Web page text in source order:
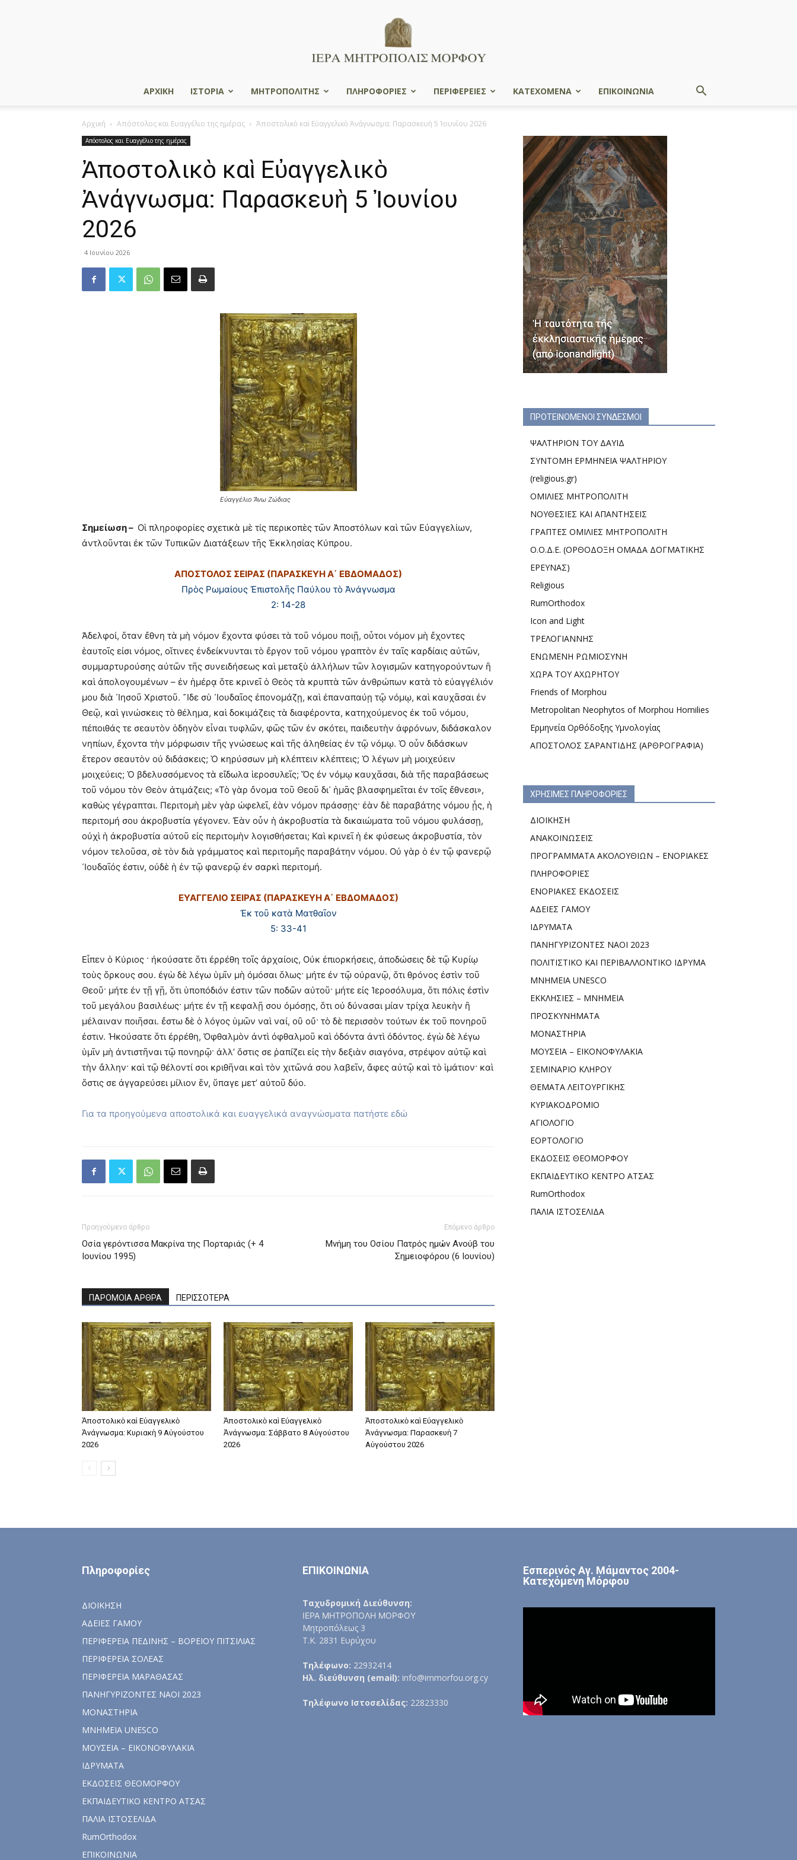
ΑΡΧΙΚΗ ΙΣΤΟΡΙΑ ΜΗΤΡΟΠΟΛΙΤΗΣ ΠΛΗΡΟΦΟΡΙΕΣ ΠΕΡΙΦΕΡΕΙΕΣ ΚΑΤΕΧΟΜΕΝΑ ΕΠΙΚΟΙΝΩΝΙΑ
Αρχική Απόστολος και Ευαγγέλιο της ημέρας Ἀποστολικὸ καὶ Εὐαγγελικὸ Ἀνάγνωσμα: Παρασκευὴ 5 Ἰουνίου 2026
Απόστολος και Ευαγγέλιο της ημέρας
Ἀποστολικὸ καὶ Εὐαγγελικὸ
Ἀνάγνωσμα: Παρασκευὴ 5 Ἰουνίου
2026
4 Ιουνίου 2026
Εὐαγγέλιο Ἄνω Ζώδιας
Σημείωση – Οἱ πληροφορίες σχετικὰ μὲ τίς περικοπὲς τῶν Ἀποστόλων καὶ τῶν Εὐαγγελίων,
ἀντλοῦνται ἐκ τῶν Τυπικῶν Διατάξεων τῆς Ἐκκλησίας Κύπρου.
ΑΠΟΣΤΟΛΟΣ ΣΕΙΡΑΣ (ΠΑΡΑΣΚΕΥΗ Α΄ ΕΒΔΟΜΑΔΟΣ)
Πρὸς Ρωμαίους Ἐπιστολῆς Παύλου τὸ Ἀνάγνωσμα
2: 14-28
Ἀδελφοί, ὅταν ἔθνη τὰ μὴ νόμον ἔχοντα φύσει τὰ τοῦ νόμου ποιῇ, οὗτοι νόμον μὴ ἔχοντες
ἑαυτοῖς εἰσι νόμος, οἵτινες ἐνδείκνυνται τὸ ἔργον τοῦ νόμου γραπτὸν ἐν ταῖς καρδίαις αὐτῶν,
συμμαρτυρούσης αὐτῶν τῆς συνειδήσεως καὶ μεταξὺ ἀλλήλων τῶν λογισμῶν κατηγορούντων ἢ
καὶ ἀπολογουμένων – ἐν ἡμέρᾳ ὅτε κρινεῖ ὁ Θεὸς τὰ κρυπτὰ τῶν ἀνθρώπων κατὰ τὸ εὐαγγέλιόν
μου διὰ ᾿Ιησοῦ Χριστοῦ. ῎Ιδε σὺ ᾿Ιουδαῖος ἐπονομάζῃ, καὶ ἐπαναπαύῃ τῷ νόμῳ, καὶ καυχᾶσαι ἐν
Θεῷ, καὶ γινώσκεις τὸ θέλημα, καὶ δοκιμάζεις τὰ διαφέροντα, κατηχούμενος ἐκ τοῦ νόμου,
πέποιθάς τε σεαυτὸν ὁδηγὸν εἶναι τυφλῶν, φῶς τῶν ἐν σκότει, παιδευτὴν ἀφρόνων, διδάσκαλον
νηπίων, ἔχοντα τὴν μόρφωσιν τῆς γνώσεως καὶ τῆς ἀληθείας ἐν τῷ νόμῳ. Ὁ οὖν διδάσκων
ἕτερον σεαυτὸν οὐ διδάσκεις; Ὁ κηρύσσων μὴ κλέπτειν κλέπτεις; Ὁ λέγων μὴ μοιχεύειν
μοιχεύεις; Ὁ βδελυσσόμενος τὰ εἴδωλα ἱεροσυλεῖς; Ὅς ἐν νόμῳ καυχᾶσαι, διὰ τῆς παραβάσεως
τοῦ νόμου τὸν Θεὸν ἀτιμάζεις; «Τὸ γὰρ ὄνομα τοῦ Θεοῦ δι᾿ ἡμᾶς βλασφημεῖται ἐν τοῖς ἔθνεσι»,
καθὼς γέγραπται. Περιτομὴ μὲν γὰρ ὠφελεῖ, ἐὰν νόμον πράσσῃς· ἐὰν δὲ παραβάτης νόμου ᾖς, ἡ
περιτομή σου ἀκροβυστία γέγονεν. Ἐὰν οὖν ἡ ἀκροβυστία τὰ δικαιώματα τοῦ νόμου φυλάσσῃ,
οὐχὶ ἡ ἀκροβυστία αὐτοῦ εἰς περιτομὴν λογισθήσεται; Καὶ κρινεῖ ἡ ἐκ φύσεως ἀκροβυστία, τὸν
νόμον τελοῦσα, σὲ τὸν διὰ γράμματος καὶ περιτομῆς παραβάτην νόμου. Οὐ γὰρ ὁ ἐν τῷ φανερῷ
᾿Ιουδαῖός ἐστιν, οὐδὲ ἡ ἐν τῷ φανερῷ ἐν σαρκὶ περιτομή.
ΕΥΑΓΓΕΛΙΟ ΣΕΙΡΑΣ (ΠΑΡΑΣΚΕΥΗ Α΄ ΕΒΔΟΜΑΔΟΣ)
Ἐκ τοῦ κατὰ Ματθαῖον
5: 33-41
Εἶπεν ὁ Κύριος · ἠκούσατε ὅτι ἐρρέθη τοῖς ἀρχαίοις, Οὐκ ἐπιορκήσεις, ἀποδώσεις δὲ τῷ Κυρίῳ
τοὺς ὅρκους σου. ἐγὼ δὲ λέγω ὑμῖν μὴ ὀμόσαι ὅλως· μήτε ἐν τῷ οὐρανῷ, ὅτι θρόνος ἐστὶν τοῦ
Θεοῦ· μήτε ἐν τῇ γῇ, ὅτι ὑποπόδιόν ἐστιν τῶν ποδῶν αὐτοῦ· μήτε εἰς Ἱεροσόλυμα, ὅτι πόλις ἐστὶν
τοῦ μεγάλου βασιλέως· μήτε ἐν τῇ κεφαλῇ σου ὀμόσῃς, ὅτι οὐ δύνασαι μίαν τρίχα λευκὴν ἢ
μέλαιναν ποιῆσαι. ἔστω δὲ ὁ λόγος ὑμῶν ναὶ ναί, οὒ οὔ· τὸ δὲ περισσὸν τούτων ἐκ τοῦ πονηροῦ
ἐστιν. Ἠκούσατε ὅτι ἐρρέθη, Ὀφθαλμὸν ἀντὶ ὀφθαλμοῦ καὶ ὀδόντα ἀντὶ ὀδόντος. ἐγὼ δὲ λέγω
ὑμῖν μὴ ἀντιστῆναι τῷ πονηρῷ· ἀλλ’ ὅστις σε ῥαπίζει εἰς τὴν δεξιὰν σιαγόνα, στρέψον αὐτῷ καὶ
τὴν ἄλλην· καὶ τῷ θέλοντί σοι κριθῆναι καὶ τὸν χιτῶνά σου λαβεῖν, ἄφες αὐτῷ καὶ τὸ ἱμάτιον· καὶ
ὅστις σε ἀγγαρεύσει μίλιον ἕν, ὕπαγε μετ’ αὐτοῦ δύο.
Για τα προηγούμενα αποστολικά και ευαγγελικά αναγνώσματα πατήστε εδώ
Προηγούμενο άρθρο
Οσία γερόντισσα Μακρίνα της Πορταριάς (+ 4
Ιουνίου 1995)
Επόμενο άρθρο
Μνήμη του Οσίου Πατρός ημών Ανούβ του
Σημειοφόρου (6 Ιουνίου)
ΠΑΡΟΜΟΙΑ ΑΡΘΡΑ ΠΕΡΙΣΣΟΤΕΡΑ
Ἀποστολικὸ καὶ Εὐαγγελικὸ
Ἀνάγνωσμα: Κυριακὴ 9 Αὐγούστου
2026
Ἀποστολικὸ καὶ Εὐαγγελικὸ
Ἀνάγνωσμα: Σάββατο 8 Αὐγούστου
2026
Ἀποστολικὸ καὶ Εὐαγγελικὸ
Ἀνάγνωσμα: Παρασκευὴ 7
Αὐγούστου 2026
ΠΡΟΤΕΙΝΟΜΕΝΟΙ ΣΥΝΔΕΣΜΟΙ
ΨΑΛΤΗΡΙΟΝ ΤΟΥ ΔΑΥΙΔ
ΣΥΝΤΟΜΗ ΕΡΜΗΝΕΙΑ ΨΑΛΤΗΡΙΟΥ
(religious.gr)
ΟΜΙΛΙΕΣ ΜΗΤΡΟΠΟΛΙΤΗ
ΝΟΥΘΕΣΙΕΣ ΚΑΙ ΑΠΑΝΤΗΣΕΙΣ
ΓΡΑΠΤΕΣ ΟΜΙΛΙΕΣ ΜΗΤΡΟΠΟΛΙΤΗ
Ο.Ο.Δ.Ε. (ΟΡΘΟΔΟΞΗ ΟΜΑΔΑ ΔΟΓΜΑΤΙΚΗΣ
ΕΡΕΥΝΑΣ)
Religious
RumOrthodox
Icon and Light
ΤΡΕΛΟΓΙΑΝΝΗΣ
ΕΝΩΜΕΝΗ ΡΩΜΙΟΣΥΝΗ
ΧΩΡΑ ΤΟΥ ΑΧΩΡΗΤΟΥ
Friends of Morphou
Metropolitan Neophytos of Morphou Homilies
Ερμηνεία Ορθόδοξης Υμνολογίας
ΑΠΟΣΤΟΛΟΣ ΣΑΡΑΝΤΙΔΗΣ (ΑΡΘΡΟΓΡΑΦΙΑ)
ΧΡΗΣΙΜΕΣ ΠΛΗΡΟΦΟΡΙΕΣ
ΔΙΟΙΚΗΣΗ
ΑΝΑΚΟΙΝΩΣΕΙΣ
ΠΡΟΓΡΑΜΜΑΤΑ ΑΚΟΛΟΥΘΙΩΝ – ΕΝΟΡΙΑΚΕΣ
ΠΛΗΡΟΦΟΡΙΕΣ
ΕΝΟΡΙΑΚΕΣ ΕΚΔΟΣΕΙΣ
ΑΔΕΙΕΣ ΓΑΜΟΥ
ΙΔΡΥΜΑΤΑ
ΠΑΝΗΓΥΡΙΖΟΝΤΕΣ ΝΑΟΙ 2023
ΠΟΛΙΤΙΣΤΙΚΟ ΚΑΙ ΠΕΡΙΒΑΛΛΟΝΤΙΚΟ ΙΔΡΥΜΑ
ΜΝΗΜΕΙΑ UNESCO
ΕΚΚΛΗΣΙΕΣ – ΜΝΗΜΕΙΑ
ΠΡΟΣΚΥΝΗΜΑΤΑ
ΜΟΝΑΣΤΗΡΙΑ
ΜΟΥΣΕΙΑ – ΕΙΚΟΝΟΦΥΛΑΚΙΑ
ΣΕΜΙΝΑΡΙΟ ΚΛΗΡΟΥ
ΘΕΜΑΤΑ ΛΕΙΤΟΥΡΓΙΚΗΣ
ΚΥΡΙΑΚΟΔΡΟΜΙΟ
ΑΓΙΟΛΟΓΙΟ
ΕΟΡΤΟΛΟΓΙΟ
ΕΚΔΟΣΕΙΣ ΘΕΟΜΟΡΦΟΥ
ΕΚΠΑΙΔΕΥΤΙΚΟ ΚΕΝΤΡΟ ΑΤΣΑΣ
RumOrthodox
ΠΑΛΙΑ ΙΣΤΟΣΕΛΙΔΑ
Πληροφορίες
ΔΙΟΙΚΗΣΗ
ΑΔΕΙΕΣ ΓΑΜΟΥ
ΠΕΡΙΦΕΡΕΙΑ ΠΕΔΙΝΗΣ – ΒΟΡΕΙΟΥ ΠΙΤΣΙΛΙΑΣ
ΠΕΡΙΦΕΡΕΙΑ ΣΟΛΕΑΣ
ΠΕΡΙΦΕΡΕΙΑ ΜΑΡΑΘΑΣΑΣ
ΠΑΝΗΓΥΡΙΖΟΝΤΕΣ ΝΑΟΙ 2023
ΜΟΝΑΣΤΗΡΙΑ
ΜΝΗΜΕΙΑ UNESCO
ΜΟΥΣΕΙΑ – ΕΙΚΟΝΟΦΥΛΑΚΙΑ
ΙΔΡΥΜΑΤΑ
ΕΚΔΟΣΕΙΣ ΘΕΟΜΟΡΦΟΥ
ΕΚΠΑΙΔΕΥΤΙΚΟ ΚΕΝΤΡΟ ΑΤΣΑΣ
ΠΑΛΙΑ ΙΣΤΟΣΕΛΙΔΑ
RumOrthodox
ΕΠΙΚΟΙΝΩΝΙΑ
ΕΠΙΚΟΙΝΩΝΙΑ
Ταχυδρομική Διεύθυνση:
ΙΕΡΑ ΜΗΤΡΟΠΟΛΗ ΜΟΡΦΟΥ
Μητροπόλεως 3
Τ.Κ. 2831 Ευρύχου
Τηλέφωνο: 22932414
Ηλ. διεύθυνση (email): info@immorfou.org.cy
Τηλέφωνο Ιστοσελίδας: 22823330
Εσπερινός Αγ. Μάμαντος 2004-
Κατεχόμενη Μόρφου